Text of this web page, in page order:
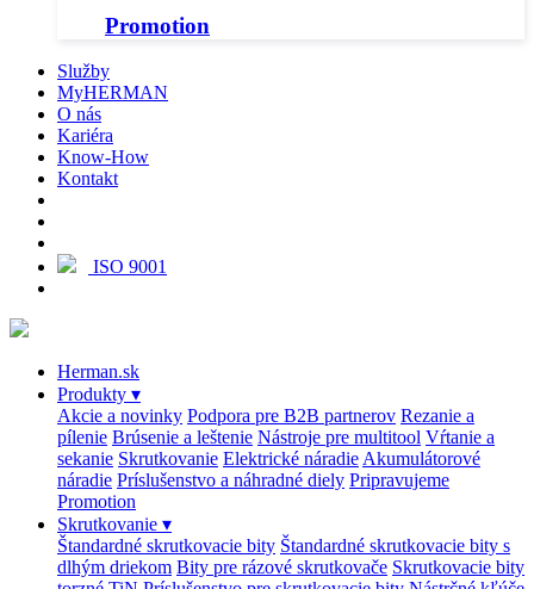
Promotion
Služby
MyHERMAN
O nás
Kariéra
Know-How
Kontakt
ISO 9001
Herman.sk
Produkty ▾
Akcie a novinky Podpora pre B2B partnerov Rezanie a
pílenie Brúsenie a leštenie Nástroje pre multitool Vŕtanie a
sekanie Skrutkovanie Elektrické náradie Akumulátorové
náradie Príslušenstvo a náhradné diely Pripravujeme
Promotion
Skrutkovanie ▾
Štandardné skrutkovacie bity Štandardné skrutkovacie bity s
dlhým driekom Bity pre rázové skrutkovače Skrutkovacie bity